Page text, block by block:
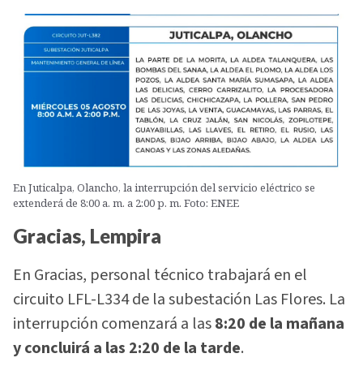
En Juticalpa, Olancho, la interrupción del servicio eléctrico se
extenderá de 8:00 a. m. a 2:00 p. m. Foto: ENEE
Gracias, Lempira
En Gracias, personal técnico trabajará en el
circuito LFL-L334 de la subestación Las Flores. La
interrupción comenzará a las8:20 de la mañana
y concluirá a las 2:20 de la tarde.